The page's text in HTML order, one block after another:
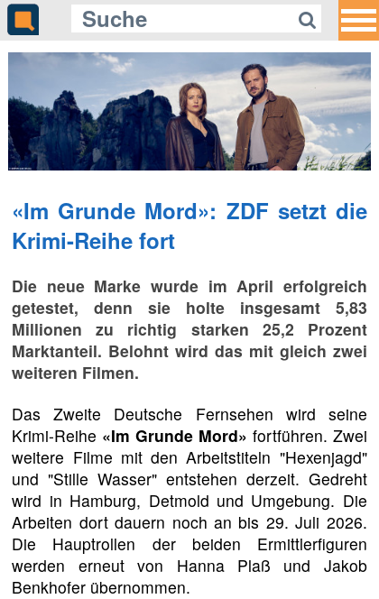
«Im Grunde Mord»: ZDF setzt die
Krimi-Reihe fort
Die neue Marke wurde im April erfolgreich
getestet, denn sie holte insgesamt 5,83
Millionen zu richtig starken 25,2 Prozent
Marktanteil. Belohnt wird das mit gleich zwei
weiteren Filmen.
Das Zweite Deutsche Fernsehen wird seine
Krimi-Reihe «Im Grunde Mord» fortführen. Zwei
weitere Filme mit den Arbeitstiteln "Hexenjagd"
und "Stille Wasser" entstehen derzeit. Gedreht
wird in Hamburg, Detmold und Umgebung. Die
Arbeiten dort dauern noch an bis 29. Juli 2026.
Die Hauptrollen der beiden Ermittlerfiguren
werden erneut von Hanna Plaß und Jakob
Benkhofer übernommen.